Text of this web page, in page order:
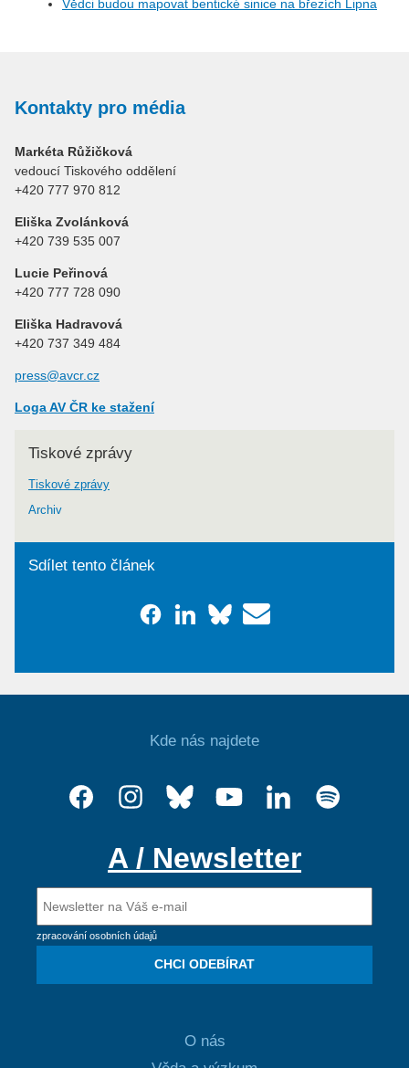
Vědci budou mapovat bentické sinice na březích Lipna
Kontakty pro média
Markéta Růžičková
vedoucí Tiskového oddělení
+420 777 970 812
Eliška Zvolánková
+420 739 535 007
Lucie Peřinová
+420 777 728 090
Eliška Hadravová
+420 737 349 484
press@avcr.cz
Loga AV ČR ke stažení
Tiskové zprávy
Tiskové zprávy
Archiv
Sdílet tento článek
Kde nás najdete
A / Newsletter
zpracování osobních údajů
CHCI ODEBÍRAT
O nás